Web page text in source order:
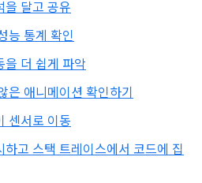
을 달고 공유
능 통계 확인
을 더 쉽게 파악
은 애니메이션 확인하기
센서로 이동
고 스택 트레이스에서 코드에 집